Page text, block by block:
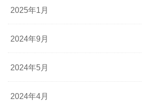
2025年1月
2024年9月
2024年5月
2024年4月